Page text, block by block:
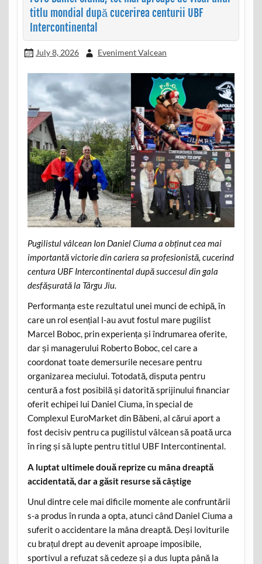
titlu mondial după cucerirea centurii UBF
Intercontinental
July 8, 2026 Eveniment Valcean
Pugilistul vâlcean Ion Daniel Ciuma a obținut cea mai
importantă victorie din cariera sa profesionistă, cucerind
centura UBF Intercontinental după succesul din gala
desfășurată la Târgu Jiu.
Performanța este rezultatul unei munci de echipă, în
care un rol esențial l-au avut fostul mare pugilist
Marcel Boboc, prin experiența și îndrumarea oferite,
dar și managerului Roberto Boboc, cel care a
coordonat toate demersurile necesare pentru
organizarea meciului. Totodată, disputa pentru
centură a fost posibilă și datorită sprijinului financiar
oferit echipei lui Daniel Ciuma, în special de
Complexul EuroMarket din Băbeni, al cărui aport a
fost decisiv pentru ca pugilistul vâlcean să poată urca
în ring și să lupte pentru titlul UBF Intercontinental.
A luptat ultimele două reprize cu mâna dreaptă
accidentată, dar a găsit resurse să câștige
Unul dintre cele mai dificile momente ale confruntării
s-a produs în runda a opta, atunci când Daniel Ciuma a
suferit o accidentare la mâna dreaptă. Deși loviturile
cu brațul drept au devenit aproape imposibile,
sportivul a refuzat să cedeze și a dus lupta până la